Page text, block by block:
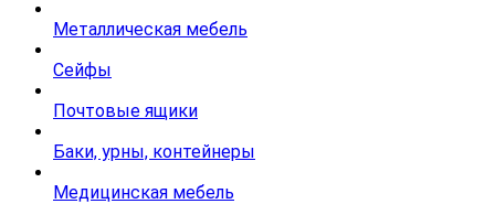
Металлическая мебель
Сейфы
Почтовые ящики
Баки, урны, контейнеры
Медицинская мебель